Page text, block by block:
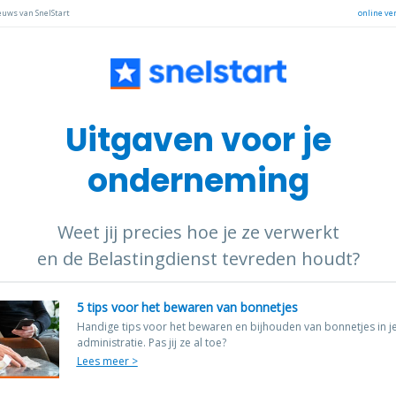
van SnelStart online
Uitgaven voor je
onderneming
Weet jij precies hoe je ze verwerkt
en de Belastingdienst tevreden houdt?
5 tips voor het bewaren van bonnetjes
Handige tips voor het bewaren en bijhouden van bonnetjes in je
administratie. Pas jij ze al toe?
Lees meer >